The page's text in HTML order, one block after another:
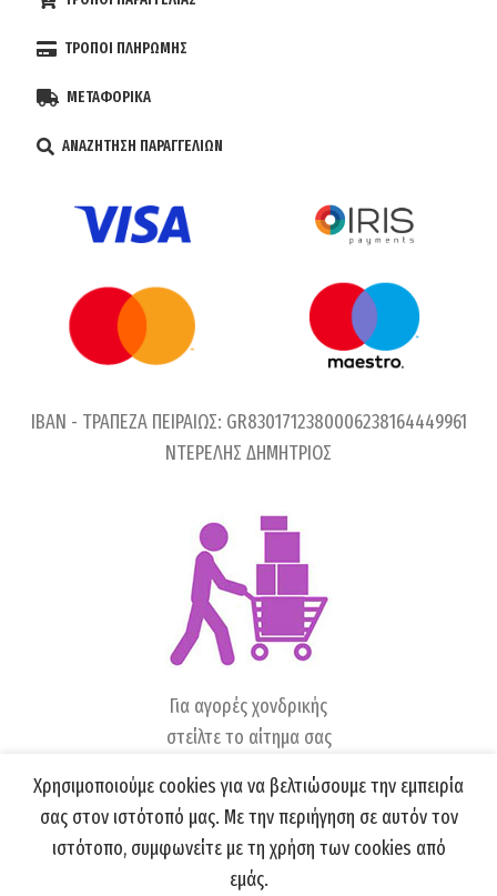
ΤΡΟΠΟΙ ΠΛΗΡΩΜΗΣ
ΜΕΤΑΦΟΡΙΚΑ
ΑΝΑΖΗΤΗΣΗ ΠΑΡΑΓΓΕΛΙΩΝ
IBAN - ΤΡΑΠΕΖΑ ΠΕΙΡΑΙΩΣ: GR8301712380006238164449961
ΝΤΕΡΕΛΗΣ ΔΗΜΗΤΡΙΟΣ
Για αγορές χονδρικής
στείλτε το αίτημα σας
2021 ALL RIGHTS REVERSED
Χρησιμοποιούμε cookies για να βελτιώσουμε την εμπειρία
σας στον ιστότοπό μας. Με την περιήγηση σε αυτόν τον
ιστότοπο, συμφωνείτε με τη χρήση των cookies από
εμάς.